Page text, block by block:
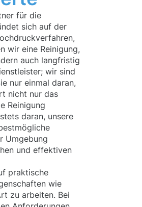
für die
sich auf der
wir eine Reinigung,
auch langfristig
wir sind
nur einmal daran,
nicht nur das
Reinigung
daran, unsere
Umgebung
und effektiven
praktische
wie
zu arbeiten. Bei